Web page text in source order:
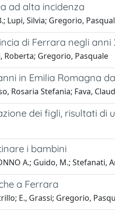
ad alta incidenza
Lupi, Silvia; Gregorio,
di Ferrara negli anni
Roberta; Gregorio, Pasquale
in Emilia Romagna
Rosaria Stefania; Fava,
dei figli, risultati di
i bambini
A.; Guido, M.; Stefanati,
a Ferrara
E., Grassi; Gregorio,